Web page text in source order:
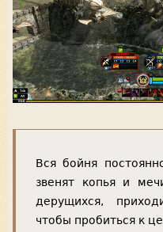
Вся бойня
звенят копья и
дерущихся,
чтобы пробиться к